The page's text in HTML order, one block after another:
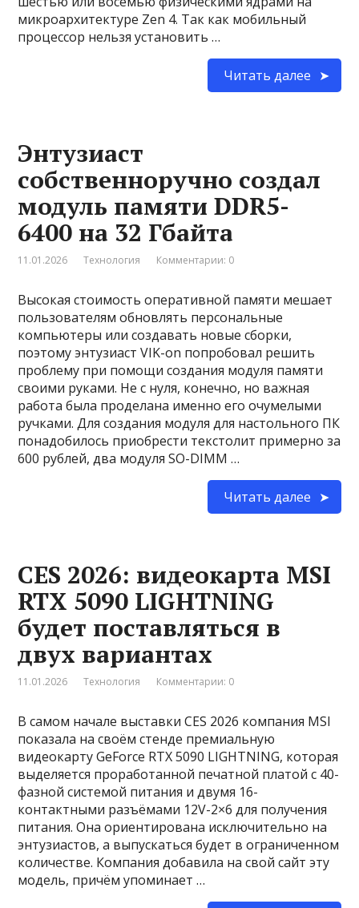
микроархитектуре Zen 4. Так как мобильный
процессор нельзя установить …
Читать далее
Энтузиаст
собственноручно создал
модуль памяти DDR5-
6400 на 32 Гбайта
11.01.2026 Технология Комментарии: 0
Высокая стоимость оперативной памяти мешает
пользователям обновлять персональные
компьютеры или создавать новые сборки,
поэтому энтузиаст VIK-on попробовал решить
проблему при помощи создания модуля памяти
своими руками. Не с нуля, конечно, но важная
работа была проделана именно его очумелыми
ручками. Для создания модуля для настольного ПК
понадобилось приобрести текстолит примерно за
600 рублей, два модуля SO-DIMM …
Читать далее
CES 2026: видеокарта MSI
RTX 5090 LIGHTNING
будет поставляться в
двух вариантах
11.01.2026 Технология Комментарии: 0
В самом начале выставки CES 2026 компания MSI
показала на своём стенде премиальную
видеокарту GeForce RTX 5090 LIGHTNING, которая
выделяется проработанной печатной платой с 40-
фазной системой питания и двумя 16-
контактными разъёмами 12V-2×6 для получения
питания. Она ориентирована исключительно на
энтузиастов, а выпускаться будет в ограниченном
количестве. Компания добавила на свой сайт эту
модель, причём упоминает …